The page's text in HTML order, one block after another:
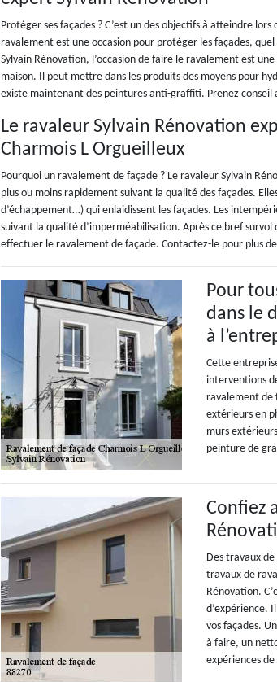
Protéger ses façades ? C’est un des objectifs à atteindre
ravalement est une occasion pour protéger les façades,
Sylvain Rénovation, l’occasion de faire le ravalement est
maison. Il peut mettre dans les produits des moyens pour
existe maintenant des peintures anti-graffiti. Prenez conseil
Le ravaleur Sylvain Rénovation
Charmois L Orgueilleux
Pourquoi un ravalement de façade ? Le ravaleur Sylvain
plus ou moins rapidement suivant la qualité des façades.
d’échappement…) qui enlaidissent les façades. Les
suivant la qualité d’imperméabilisation. Après ce bref
effectuer le ravalement de façade. Contactez-le pour plus
Pour
dans le
à
Cette
interventions
ravalement de
extérieurs en
murs
peinture de
Confiez
Des travaux
travaux de
Rénovation.
d’expérience.
vos façades.
à faire, un
expériences